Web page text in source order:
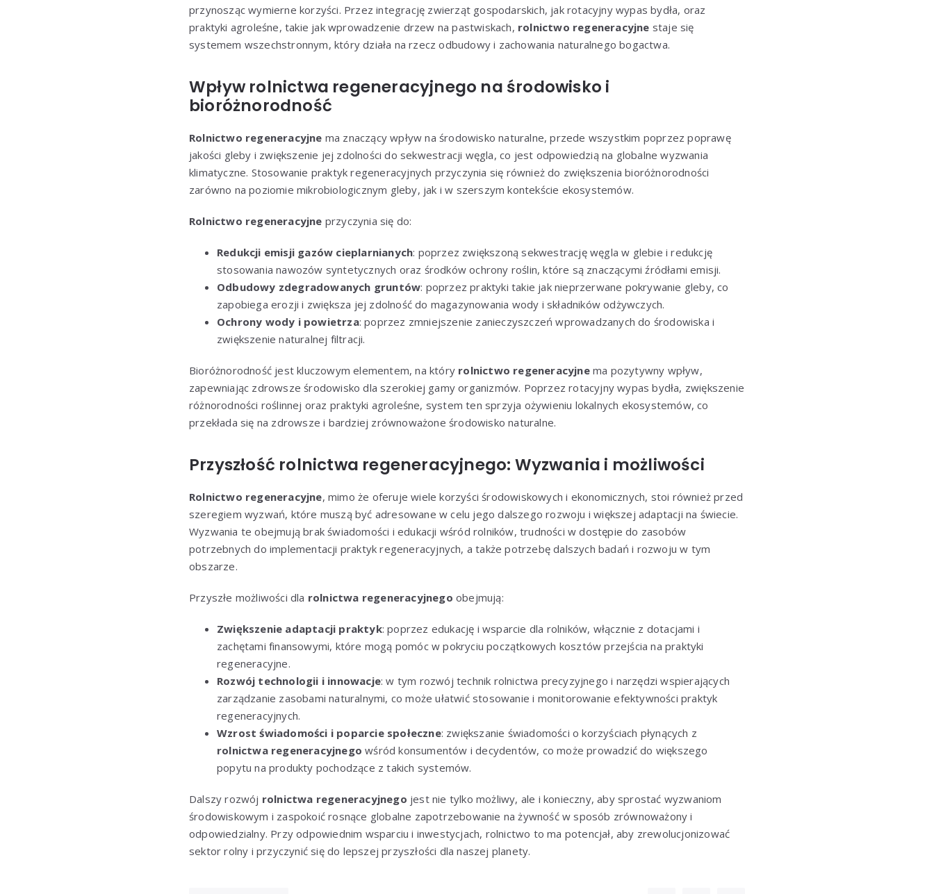
przynosząc wymierne korzyści. Przez integrację zwierząt gospodarskich, jak rotacyjny wypas bydła, oraz
praktyki agroleśne, takie jak wprowadzenie drzew na pastwiskach, rolnictwo regeneracyjne staje się
systemem wszechstronnym, który działa na rzecz odbudowy i zachowania naturalnego bogactwa.
Wpływ rolnictwa regeneracyjnego na środowisko i
bioróżnorodność
Rolnictwo regeneracyjne ma znaczący wpływ na środowisko naturalne, przede wszystkim poprzez poprawę
jakości gleby i zwiększenie jej zdolności do sekwestracji węgla, co jest odpowiedzią na globalne wyzwania
klimatyczne. Stosowanie praktyk regeneracyjnych przyczynia się również do zwiększenia bioróżnorodności
zarówno na poziomie mikrobiologicznym gleby, jak i w szerszym kontekście ekosystemów.
Rolnictwo regeneracyjne przyczynia się do:
Redukcji emisji gazów cieplarnianych: poprzez zwiększoną sekwestrację węgla w glebie i redukcję
stosowania nawozów syntetycznych oraz środków ochrony roślin, które są znaczącymi źródłami emisji.
Odbudowy zdegradowanych gruntów: poprzez praktyki takie jak nieprzerwane pokrywanie gleby, co
zapobiega erozji i zwiększa jej zdolność do magazynowania wody i składników odżywczych.
Ochrony wody i powietrza: poprzez zmniejszenie zanieczyszczeń wprowadzanych do środowiska i
zwiększenie naturalnej filtracji.
Bioróżnorodność jest kluczowym elementem, na który rolnictwo regeneracyjnema pozytywny wpływ,
zapewniając zdrowsze środowisko dla szerokiej gamy organizmów. Poprzez rotacyjny wypas bydła, zwiększenie
różnorodności roślinnej oraz praktyki agroleśne, system ten sprzyja ożywieniu lokalnych ekosystemów, co
przekłada się na zdrowsze i bardziej zrównoważone środowisko naturalne.
Przyszłość rolnictwa regeneracyjnego: Wyzwania i możliwości
Rolnictwo regeneracyjne, mimo że oferuje wiele korzyści środowiskowych i ekonomicznych, stoi również przed
szeregiem wyzwań, które muszą być adresowane w celu jego dalszego rozwoju i większej adaptacji na świecie.
Wyzwania te obejmują brak świadomości i edukacji wśród rolników, trudności w dostępie do zasobów
potrzebnych do implementacji praktyk regeneracyjnych, a także potrzebę dalszych badań i rozwoju w tym
obszarze.
Przyszłe możliwości dla rolnictwa regeneracyjnego obejmują:
Zwiększenie adaptacji praktyk: poprzez edukację i wsparcie dla rolników, włącznie z dotacjami i
zachętami finansowymi, które mogą pomóc w pokryciu początkowych kosztów przejścia na praktyki
regeneracyjne.
Rozwój technologii i innowacje: w tym rozwój technik rolnictwa precyzyjnego i narzędzi wspierających
zarządzanie zasobami naturalnymi, co może ułatwić stosowanie i monitorowanie efektywności praktyk
regeneracyjnych.
Wzrost świadomości i poparcie społeczne: zwiększanie świadomości o korzyściach płynących z
rolnictwa regeneracyjnego wśród konsumentów i decydentów, co może prowadzić do większego
popytu na produkty pochodzące z takich systemów.
Dalszy rozwój rolnictwa regeneracyjnego jest nie tylko możliwy, ale i konieczny, aby sprostać wyzwaniom
środowiskowym i zaspokoić rosnące globalne zapotrzebowanie na żywność w sposób zrównoważony i
odpowiedzialny. Przy odpowiednim wsparciu i inwestycjach, rolnictwo to ma potencjał, aby zrewolucjonizować
sektor rolny i przyczynić się do lepszej przyszłości dla naszej planety.